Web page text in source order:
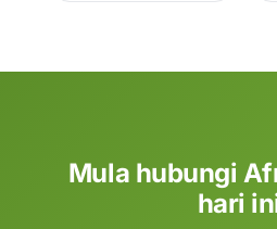
Mula hubungi
hari